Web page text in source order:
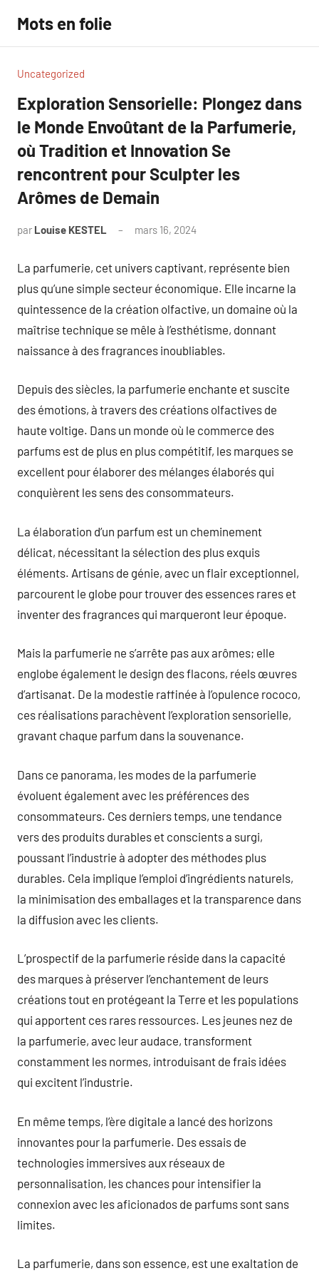
contenu
Mots en folie
Uncategorized
Exploration Sensorielle: Plongez dans
le Monde Envoûtant de la Parfumerie,
où Tradition et Innovation Se
rencontrent pour Sculpter les
Arômes de Demain
par Louise KESTEL mars 16, 2024
La parfumerie, cet univers captivant, représente bien
plus qu’une simple secteur économique. Elle incarne la
quintessence de la création olfactive, un domaine où la
maîtrise technique se mêle à l’esthétisme, donnant
naissance à des fragrances inoubliables.
Depuis des siècles, la parfumerie enchante et suscite
des émotions, à travers des créations olfactives de
haute voltige. Dans un monde où le commerce des
parfums est de plus en plus compétitif, les marques se
excellent pour élaborer des mélanges élaborés qui
conquièrent les sens des consommateurs.
La élaboration d’un parfum est un cheminement
délicat, nécessitant la sélection des plus exquis
éléments. Artisans de génie, avec un flair exceptionnel,
parcourent le globe pour trouver des essences rares et
inventer des fragrances qui marqueront leur époque.
Mais la parfumerie ne s’arrête pas aux arômes; elle
englobe également le design des flacons, réels œuvres
d’artisanat. De la modestie raffinée à l’opulence rococo,
ces réalisations parachèvent l’exploration sensorielle,
gravant chaque parfum dans la souvenance.
Dans ce panorama, les modes de la parfumerie
évoluent également avec les préférences des
consommateurs. Ces derniers temps, une tendance
vers des produits durables et conscients a surgi,
poussant l’industrie à adopter des méthodes plus
durables. Cela implique l’emploi d’ingrédients naturels,
la minimisation des emballages et la transparence dans
la diffusion avec les clients.
L’prospectif de la parfumerie réside dans la capacité
des marques à préserver l’enchantement de leurs
créations tout en protégeant la Terre et les populations
qui apportent ces rares ressources. Les jeunes nez de
la parfumerie, avec leur audace, transforment
constamment les normes, introduisant de frais idées
qui excitent l’industrie.
En même temps, l’ère digitale a lancé des horizons
innovantes pour la parfumerie. Des essais de
technologies immersives aux réseaux de
personnalisation, les chances pour intensifier la
connexion avec les aficionados de parfums sont sans
limites.
La parfumerie, dans son essence, est une exaltation de